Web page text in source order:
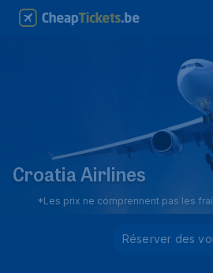
Croatia Airlines
*Les prix ne comprennent pas les
Réserver des